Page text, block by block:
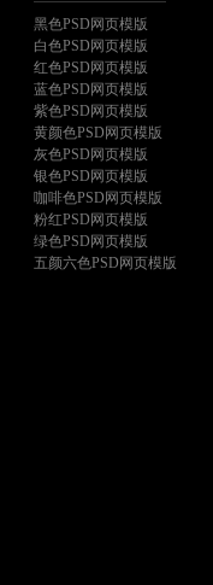
黑色PSD网页模版
白色PSD网页模版
红色PSD网页模版
蓝色PSD网页模版
紫色PSD网页模版
黄颜色PSD网页模版
灰色PSD网页模版
银色PSD网页模版
咖啡色PSD网页模版
粉红PSD网页模版
绿色PSD网页模版
五颜六色PSD网页模版